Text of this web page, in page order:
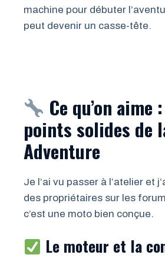
machine pour débuter
peut devenir un casse-tête.
Ce qu’on aime
points solides de
Adventure
Je l’ai vu passer à l’atelier et
des propriétaires sur les
c’est une moto bien conçue.
Le moteur et la